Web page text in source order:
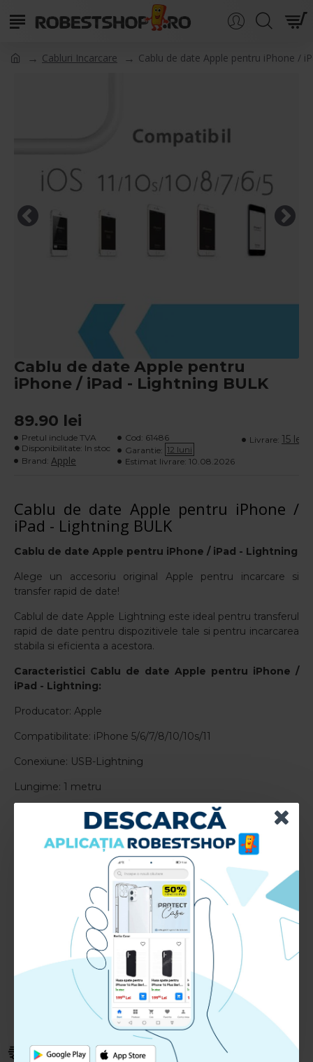
Cabluri Incarcare Cablu de date Apple pentru iPhone /
Cablu de date Apple pentru
iPhone / iPad - Lightning BULK
89.90 lei
Pretul include TVA
Disponibilitate: In stoc
Brand: Apple
Cod: 61486
Garantie: 12 luni
Estimat livrare: 10.08.2026
Livrare: 15 lei
Cablu de date Apple pentru iPhone /
iPad - Lightning BULK
Cablu de date Apple pentru iPhone / iPad - Lightning
Alege un accesoriu original Apple pentru incarcare si
transfer rapid de date!
Cablul de date Apple Lightning este ideal pentru transferul
rapid de date pentru dispozitivele tale si pentru incarcarea
stabila si eficienta a acestora.
Caracteristici Cablu de date Apple pentru iPhone /
iPad - Lightning:
Producator: Apple
Compatibilitate: iPhone 5/6/7/8/10/10s/11
Conexiune: USB-Lightning
Lungime: 1 metru
RECENZII CLIENTI:
Nu sunt recenzii la acest produs.
Adauga Recenzie
autentifica-tesau inregistreaza un cont nou
pentru a putea lasa o recenzie